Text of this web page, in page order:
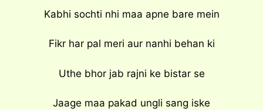
Kabhi sochti nhi maa apne bare mein
Fikr har pal meri aur nanhi behan ki
Uthe bhor jab rajni ke bistar se
Jaage maa pakad ungli sang iske